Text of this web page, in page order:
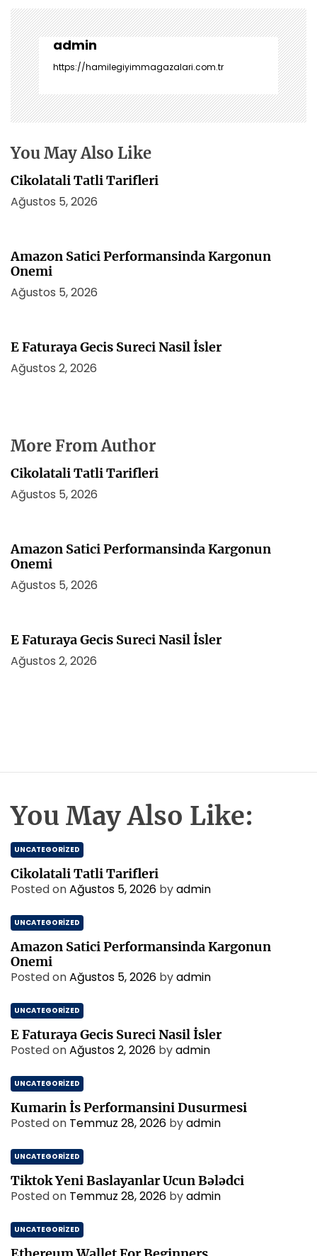
ı
g
e
z
i
n
m
s
i
admin
https://hamilegiyimmagazalari.com.tr
You May Also Like
Cikolatali Tatli Tarifleri
Ağustos 5, 2026
Amazon Satici Performansinda Kargonun
Onemi
Ağustos 5, 2026
E Faturaya Gecis Sureci Nasil İsler
Ağustos 2, 2026
More From Author
Cikolatali Tatli Tarifleri
Ağustos 5, 2026
Amazon Satici Performansinda Kargonun
Onemi
Ağustos 5, 2026
E Faturaya Gecis Sureci Nasil İsler
Ağustos 2, 2026
You May Also Like:
UNCATEGORIZED
Cikolatali Tatli Tarifleri
Posted onAğustos 5, 2026 byadmin
UNCATEGORIZED
Amazon Satici Performansinda Kargonun
Onemi
Posted onAğustos 5, 2026 byadmin
UNCATEGORIZED
E Faturaya Gecis Sureci Nasil İsler
Posted onAğustos 2, 2026 byadmin
UNCATEGORIZED
Kumarin İs Performansini Dusurmesi
Posted on Temmuz 28, 2026 byadmin
UNCATEGORIZED
Tiktok Yeni Baslayanlar Ucun Bələdci
Posted on Temmuz 28, 2026 byadmin
UNCATEGORIZED